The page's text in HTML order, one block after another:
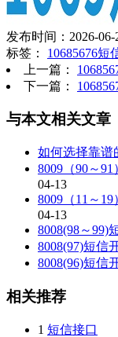
发布时间：2026-06-
标签： 10685676短
上一篇：
下一篇：
与本文相关文章
如何选择靠谱
8009（90～
04-13
8009（11～
04-13
8008(98～99)
8008(97)短信
8008(96)短信
相关推荐
1 短信接口